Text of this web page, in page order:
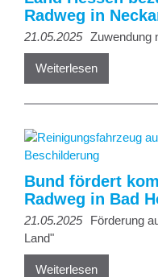
Radweg in
21.05.2025 Zuwendung
Weiterlesen
Bund fördert
Radweg in Bad
21.05.2025
Förderung
Land"
Weiterlesen